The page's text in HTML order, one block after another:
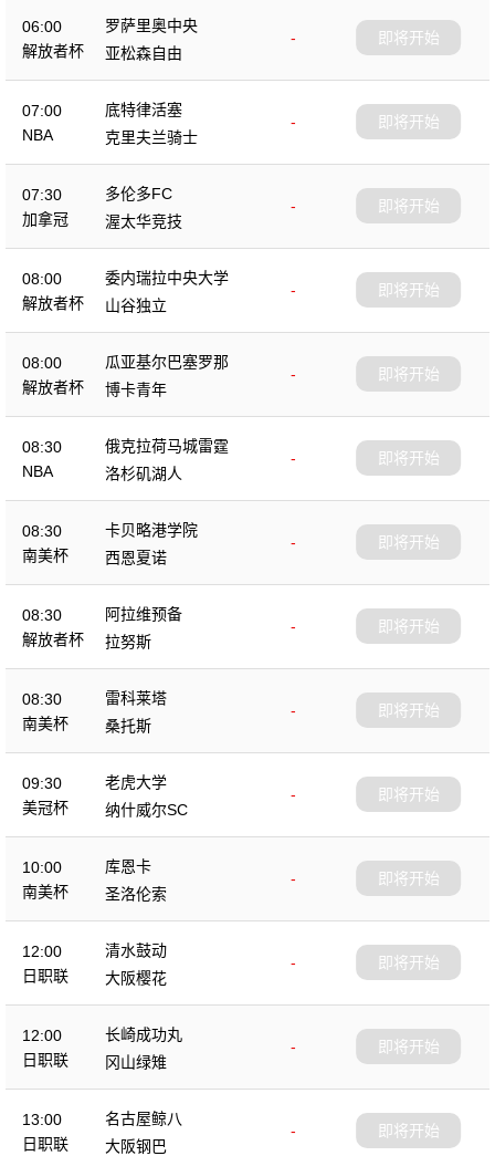
06:00
解放者杯
罗萨里奥中央
-
亚松森自由
即将开始
07:00
NBA
底特律活塞
-
克里夫兰骑士
即将开始
07:30
加拿冠
多伦多FC
-
渥太华竞技
即将开始
08:00
解放者杯
委内瑞拉中央大学
-
山谷独立
即将开始
08:00
解放者杯
瓜亚基尔巴塞罗那
-
博卡青年
即将开始
08:30
NBA
俄克拉荷马城雷霆
-
洛杉矶湖人
即将开始
08:30
南美杯
卡贝略港学院
-
西恩夏诺
即将开始
08:30
解放者杯
阿拉维预备
-
拉努斯
即将开始
08:30
南美杯
雷科莱塔
-
桑托斯
即将开始
09:30
美冠杯
老虎大学
-
纳什威尔SC
即将开始
10:00
南美杯
库恩卡
-
圣洛伦索
即将开始
12:00
日职联
清水鼓动
-
大阪樱花
即将开始
12:00
日职联
长崎成功丸
-
冈山绿雉
即将开始
13:00
日职联
名古屋鲸八
-
大阪钢巴
即将开始